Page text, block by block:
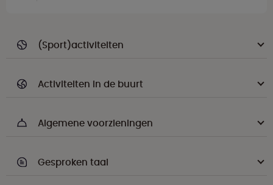
(Sport)activiteiten
Activiteiten in de buurt
Algemene voorzieningen
Gesproken taal